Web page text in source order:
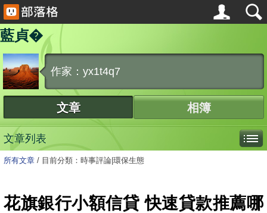
藍貞�
作家：yx1t4q7
文章 相簿
文章列表
所有文章 / 目前分類：時事評論|環保生態
花旗銀行小額信貸 快速貸款推薦哪